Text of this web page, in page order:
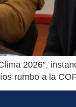
2026”,
rumbo a la